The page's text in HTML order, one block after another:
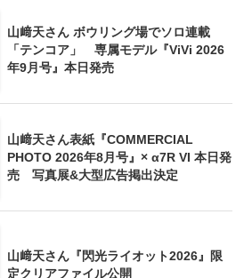
山﨑天さん ボウリング場でソロ連載
「テンコア」 専属モデル『ViVi 2026
年9月号』本日発売
山﨑天さん表紙『COMMERCIAL
PHOTO 2026年8月号』× α7R VI 本日発
売 写真展&大型広告掲出決定
山﨑天さん『閃光ライオット2026』限
定クリアファイル公開